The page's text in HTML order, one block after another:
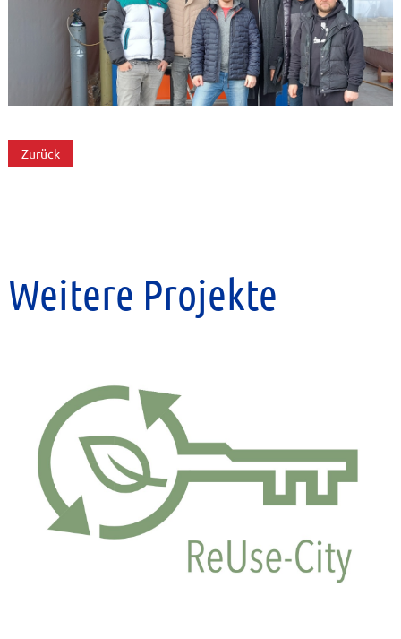
Zurück
Weitere Projekte